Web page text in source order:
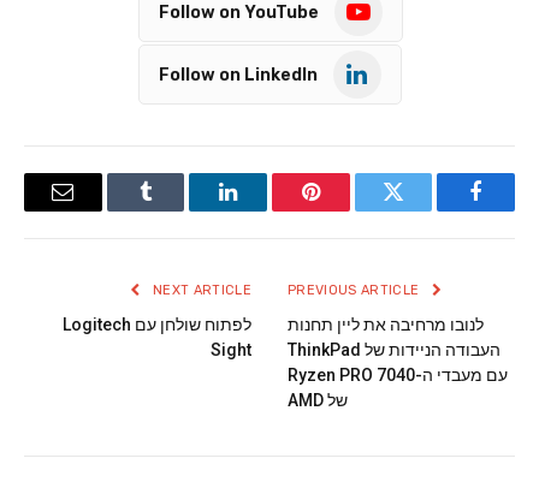
Follow on YouTube
Follow on LinkedIn
Facebook
Twitter
Pinterest
LinkedIn
Tumblr
Email
לנובו מרחיבה את ליין תחנות
העבודה הניידות של ThinkPad
עם מעבדי ה-Ryzen PRO 7040
של AMD
NEXT ARTICLE
לפתוח שולחן עם Logitech
Sight